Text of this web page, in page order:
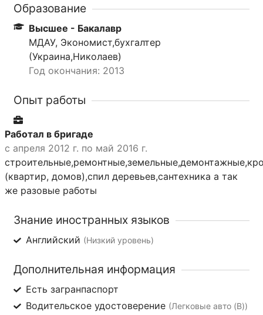
Образование
Высшее - Бакалавр
МДАУ, Экономист,бухгалтер
(Украина,Николаев)
Год окончания: 2013
Опыт работы
Работал в бригаде
с апреля 2012 г. по май 2016 г.
(квартир, домов),спил деревьев,сантехника а так
же разовые работы
Знание иностранных языков
Английский (Низкий уровень)
Дополнительная информация
Есть загранпаспорт
Водительское удостоверение (Легковые авто (B))